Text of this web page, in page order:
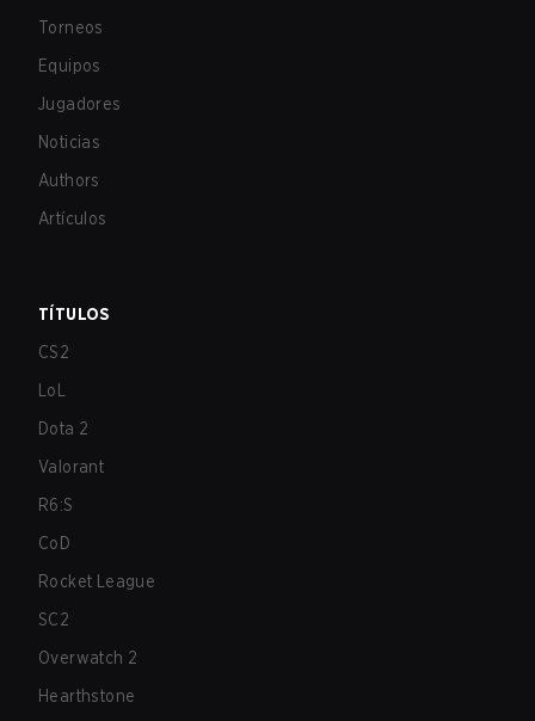
Torneos
Equipos
Jugadores
Noticias
Authors
Artículos
TÍTULOS
CS2
LoL
Dota 2
Valorant
R6:S
CoD
Rocket League
SC2
Overwatch 2
Hearthstone